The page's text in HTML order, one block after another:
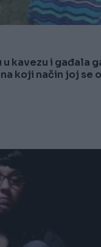
kavezu i gađala
koji način joj se